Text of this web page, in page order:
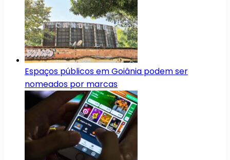
Espaços públicos em Goiânia podem ser
nomeados por marcas